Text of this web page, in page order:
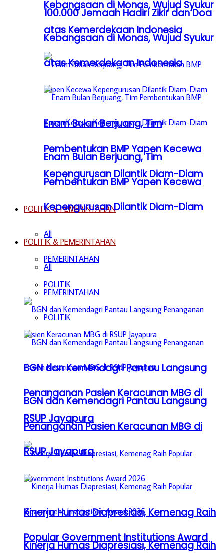
Kebangsaan di Monas, Wujud Syukur
atas Kemerdekaan Indonesia
Enam Bulan Berjuang, Tim
Pembentukan BMP Yapen Kecewa
Kepengurusan Dilantik Diam-Diam
POLITIK & PEMERINTAHAN
All
PEMERINTAHAN
POLITIK
BGN dan Kemendagri Pantau Langsung
Penanganan Pasien Keracunan MBG di
RSUP Jayapura
Kinerja Humas Diapresiasi, Kemenag Raih
Popular Government Institutions Award
100.000 Jemaah Hadiri Zikir dan Doa
Kebangsaan di Monas, Wujud Syukur
atas Kemerdekaan Indonesia
Enam Bulan Berjuang, Tim
Pembentukan BMP Yapen Kecewa
Kepengurusan Dilantik Diam-Diam
POLITIK & PEMERINTAHAN
All
PEMERINTAHAN
POLITIK
BGN dan Kemendagri Pantau Langsung
Penanganan Pasien Keracunan MBG di
RSUP Jayapura
Kinerja Humas Diapresiasi, Kemenag Raih